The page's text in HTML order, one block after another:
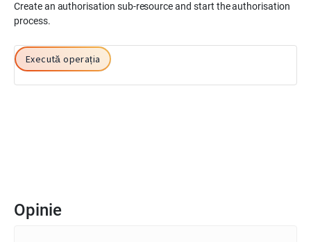
Create an authorisation sub-resource and start the authorisation
process.
Execută operația
Opinie